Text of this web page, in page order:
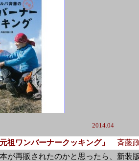
2014.04
祖ワンバーナークッキング」
斉藤
が再販されたのかと思ったら、新